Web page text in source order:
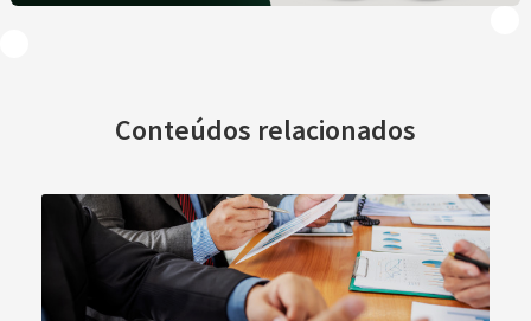
Conteúdos relacionados